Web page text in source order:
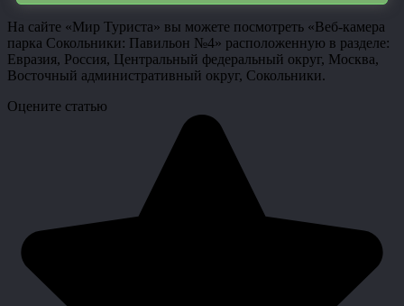
На сайте «Мир Туриста» вы можете посмотреть «Веб-камера
парка Сокольники: Павильон №4» расположенную в разделе:
Евразия, Россия, Центральный федеральный округ, Москва,
Восточный административный округ, Сокольники.
Оцените статью